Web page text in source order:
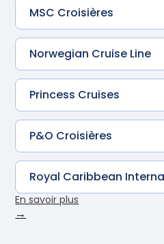
MSC Croisières
Norwegian Cruise Line
Princess Cruises
P&O Croisières
Royal Caribbean
En savoir plus
→